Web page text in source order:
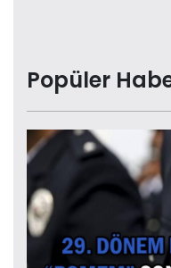
Popüler